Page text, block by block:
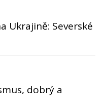
Ukrajině: Severské
dobrý a